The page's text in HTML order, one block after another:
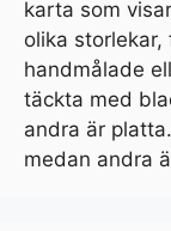
karta som
olika storlekar,
handmålade
täckta med
andra är
medan andra